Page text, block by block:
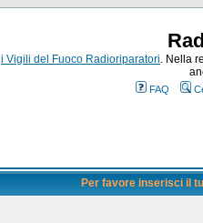
i Vigili del Fuoco Radioriparatori. Nella
FAQ
Per favore inserisci il